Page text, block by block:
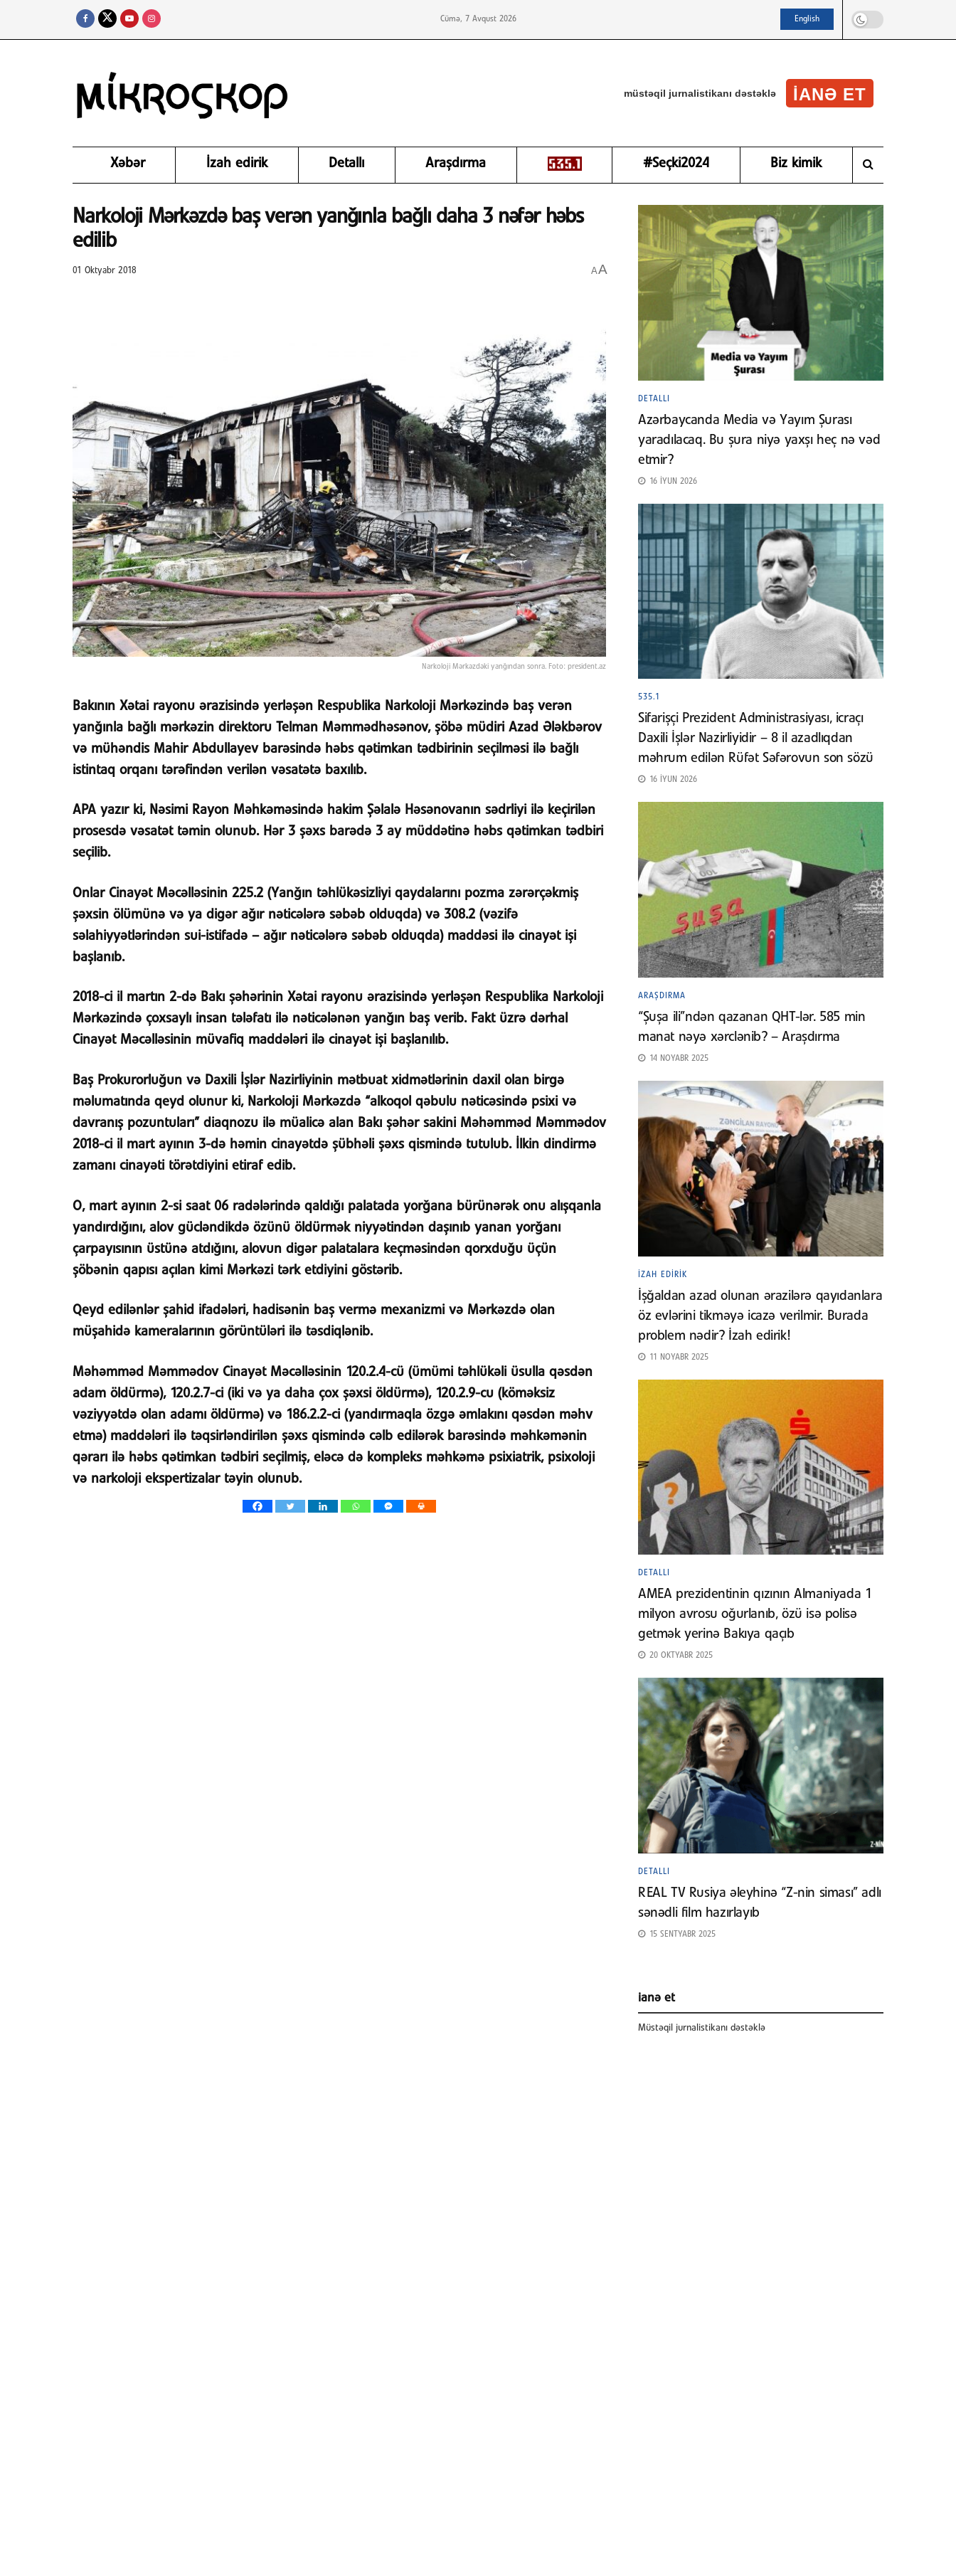
Cümə, 7 Avqust 2026 English
müstəqil jurnalistikanı dəstəklə IANƏ ET
Xəbər İzah edirik Detallı Araşdırma #Seçki2024 Biz kimik
Narkoloji Mərkəzdə baş verən yanğınla bağlı daha 3 nəfər həbs
edilib
01 Oktyabr 2018 AA
Narkoloji Mərkəzdəki yanğından sonra. Foto: president.az
Bakının Xətai rayonu ərazisində yerləşən Respublika Narkoloji Mərkəzində baş verən
yanğınla bağlı mərkəzin direktoru Telman Məmmədhəsənov, şöbə müdiri Azad Ələkbərov
və mühəndis Mahir Abdullayev barəsində həbs qətimkan tədbirinin seçilməsi ilə bağlı
istintaq orqanı tərəfindən verilən vəsatətə baxılıb.
APA yazır ki, Nəsimi Rayon Məhkəməsində hakim Şəlalə Həsənovanın sədrliyi ilə keçirilən
prosesdə vəsatət təmin olunub. Hər 3 şəxs barədə 3 ay müddətinə həbs qətimkan tədbiri
seçilib.
Onlar Cinayət Məcəlləsinin 225.2 (Yanğın təhlükəsizliyi qaydalarını pozma zərərçəkmiş
şəxsin ölümünə və ya digər ağır nəticələrə səbəb olduqda) və 308.2 (vəzifə
səlahiyyətlərindən sui-istifadə – ağır nəticələrə səbəb olduqda) maddəsi ilə cinayət işi
başlanıb.
2018-ci il martın 2-də Bakı şəhərinin Xətai rayonu ərazisində yerləşən Respublika Narkoloji
Mərkəzində çoxsaylı insan tələfatı ilə nəticələnən yanğın baş verib. Fakt üzrə dərhal
Cinayət Məcəlləsinin müvafiq maddələri ilə cinayət işi başlanılıb.
Baş Prokurorluğun və Daxili İşlər Nazirliyinin mətbuat xidmətlərinin daxil olan birgə
məlumatında qeyd olunur ki, Narkoloji Mərkəzdə “alkoqol qəbulu nəticəsində psixi və
davranış pozuntuları” diaqnozu ilə müalicə alan Bakı şəhər sakini Məhəmməd Məmmədov
2018-ci il mart ayının 3-də həmin cinayətdə şübhəli şəxs qismində tutulub. İlkin dindirmə
zamanı cinayəti törətdiyini etiraf edib.
O, mart ayının 2-si saat 06 radələrində qaldığı palatada yorğana bürünərək onu alışqanla
yandırdığını, alov gücləndikdə özünü öldürmək niyyətindən daşınıb yanan yorğanı
çarpayısının üstünə atdığını, alovun digər palatalara keçməsindən qorxduğu üçün
şöbənin qapısı açılan kimi Mərkəzi tərk etdiyini göstərib.
Qeyd edilənlər şahid ifadələri, hadisənin baş vermə mexanizmi və Mərkəzdə olan
müşahidə kameralarının görüntüləri ilə təsdiqlənib.
Məhəmməd Məmmədov Cinayət Məcəlləsinin 120.2.4-cü (ümümi təhlükəli üsulla qəsdən
adam öldürmə), 120.2.7-ci (iki və ya daha çox şəxsi öldürmə), 120.2.9-cu (köməksiz
vəziyyətdə olan adamı öldürmə) və 186.2.2-ci (yandırmaqla özgə əmlakını qəsdən məhv
etmə) maddələri ilə təqsirləndirilən şəxs qismində cəlb edilərək barəsində məhkəmənin
qərarı ilə həbs qətimkan tədbiri seçilmiş, eləcə də kompleks məhkəmə psixiatrik, psixoloji
və narkoloji ekspertizalar təyin olunub.
DETALLI
Azərbaycanda Media və Yayım Şurası
yaradılacaq. Bu şura niyə yaxşı heç nə vəd
etmir?
16 İYUN 2026
535.1
Sifarişçi Prezident Administrasiyası, icraçı
Daxili İşlər Nazirliyidir – 8 il azadlıqdan
məhrum edilən Rüfət Səfərovun son sözü
16 İYUN 2026
ARAŞDIRMA
“Şuşa ili”ndən qazanan QHT-lər. 585 min
manat nəyə xərclənib? – Araşdırma
14 NOYABR 2025
İZAH EDIRIK
İşğaldan azad olunan ərazilərə qayıdanlara
öz evlərini tikməyə icazə verilmir. Burada
problem nədir? İzah edirik!
11 NOYABR 2025
DETALLI
AMEA prezidentinin qızının Almaniyada 1
milyon avrosu oğurlanıb, özü isə polisə
getmək yerinə Bakıya qaçıb
20 OKTYABR 2025
DETALLI
REAL TV Rusiya əleyhinə “Z-nin siması” adlı
sənədli film hazırlayıb
15 SENTYABR 2025
ianə et
Müstəqil jurnalistikanı dəstəklə